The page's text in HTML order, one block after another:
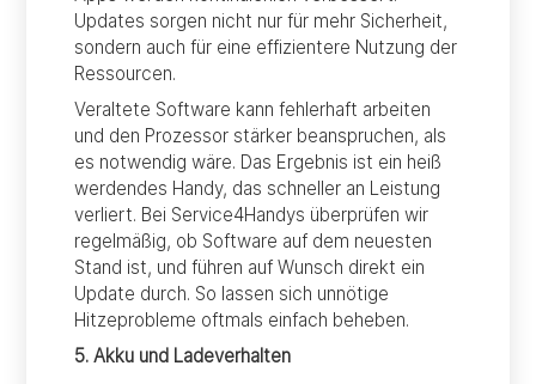
Updates sorgen nicht nur für mehr Sicherheit,
sondern auch für eine effizientere Nutzung der
Ressourcen.
Veraltete Software kann fehlerhaft arbeiten
und den Prozessor stärker beanspruchen, als
es notwendig wäre. Das Ergebnis ist ein heiß
werdendes Handy, das schneller an Leistung
verliert. Bei Service4Handys überprüfen wir
regelmäßig, ob Software auf dem neuesten
Stand ist, und führen auf Wunsch direkt ein
Update durch. So lassen sich unnötige
Hitzeprobleme oftmals einfach beheben.
5. Akku und Ladeverhalten